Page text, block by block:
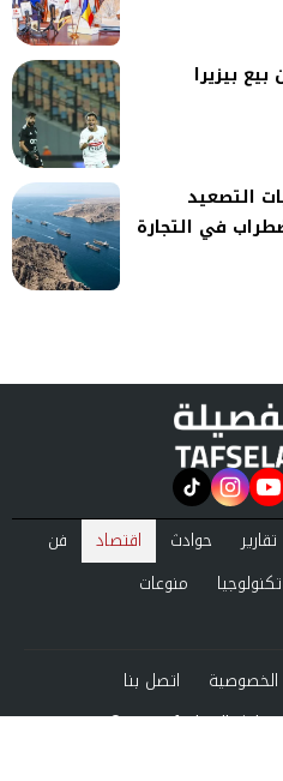
بيزيرا
التصعيد
في التجارة
youtube
instagram
tiktok
تقارير حوادث اقتصاد
فن
تكنولوجيا
منوعات
اتصل بنا
©2024 tafsela All Rights